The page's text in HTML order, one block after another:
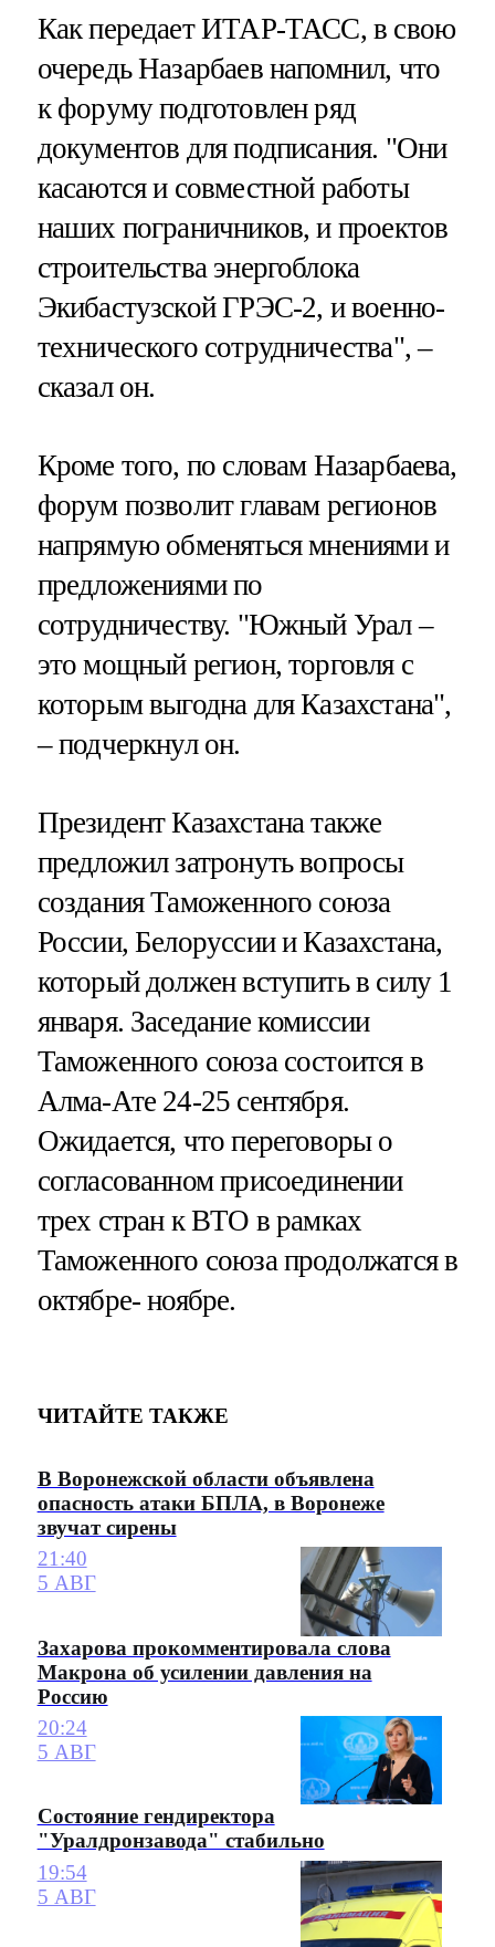
Как передает ИТАР-ТАСС, в свою
очередь Назарбаев напомнил, что
к форуму подготовлен ряд
документов для подписания. "Они
касаются и совместной работы
наших пограничников, и проектов
строительства энергоблока
Экибастузской ГРЭС-2, и военно-
технического сотрудничества", –
сказал он.
Кроме того, по словам Назарбаева,
форум позволит главам регионов
напрямую обменяться мнениями и
предложениями по
сотрудничеству. "Южный Урал –
это мощный регион, торговля с
которым выгодна для Казахстана",
– подчеркнул он.
Президент Казахстана также
предложил затронуть вопросы
создания Таможенного союза
России, Белоруссии и Казахстана,
который должен вступить в силу 1
января. Заседание комиссии
Таможенного союза состоится в
Алма-Ате 24-25 сентября.
Ожидается, что переговоры о
согласованном присоединении
трех стран к ВТО в рамках
Таможенного союза продолжатся в
октябре- ноябре.
ЧИТАЙТЕ ТАКЖЕ
В Воронежской области объявлена
опасность атаки БПЛА, в Воронеже
звучат сирены
21:40
5 АВГ
Захарова прокомментировала слова
Макрона об усилении давления на
Россию
20:24
5 АВГ
Состояние гендиректора
"Уралдронзавода" стабильно
19:54
5 АВГ